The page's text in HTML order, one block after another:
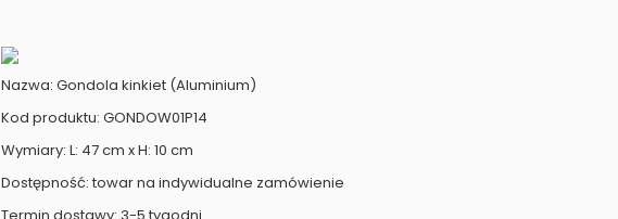
Nazwa: Gondola kinkiet (Aluminium)
Kod produktu: GONDOW01P14
Wymiary: L: 47 cm x H: 10 cm
Dostępność: towar na indywidualne zamówienie